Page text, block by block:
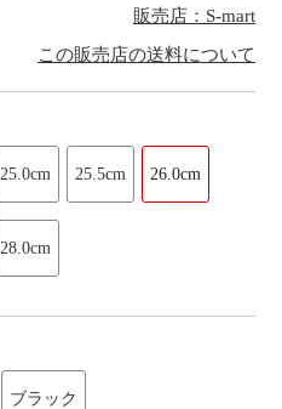
販売店：S-mart
この販売店の送料について
25.0cm 25.5cm 26.0cm
28.0cm
ブラック